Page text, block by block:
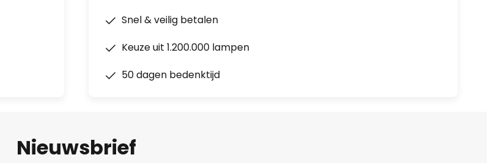
Snel & veilig betalen
Keuze uit 1.200.000 lampen
50 dagen bedenktijd
Nieuwsbrief